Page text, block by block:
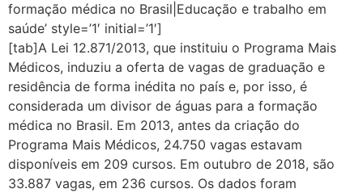
formação médica no Brasil|Educação e trabalho em
saúde’ style=’1′ initial=’1′]
[tab]A Lei 12.871/2013, que instituiu o Programa Mais
Médicos, induziu a oferta de vagas de graduação e
residência de forma inédita no país e, por isso, é
considerada um divisor de águas para a formação
médica no Brasil. Em 2013, antes da criação do
Programa Mais Médicos, 24.750 vagas estavam
disponíveis em 209 cursos. Em outubro de 2018, são
33.887 vagas, em 236 cursos. Os dados foram